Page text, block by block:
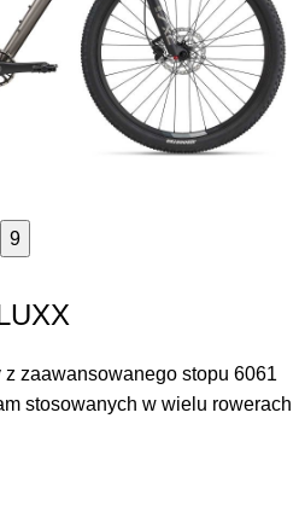
9
zaawansowanego stopu 6061
stosowanych w wielu rowerach